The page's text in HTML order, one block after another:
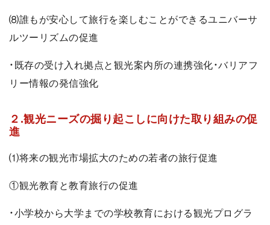
⑻誰もが安心して旅行を楽しむことができるユニバーサ
ルツーリズムの促進
・既存の受け入れ拠点と観光案内所の連携強化・バリアフ
リー情報の発信強化
２.観光ニーズの掘り起こしに向けた取り組みの促
進
⑴将来の観光市場拡大のための若者の旅行促進
①観光教育と教育旅行の促進
・小学校から大学までの学校教育における観光プログラ